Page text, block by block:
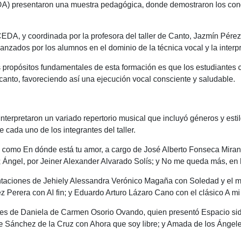
presentaron una muestra pedagógica, donde demostraron los
y coordinada por la profesora del taller de Canto, Jazmín
por los alumnos en el dominio de la técnica vocal y la
fundamentales de esta formación es que los estudiantes
favoreciendo así una ejecución vocal consciente y saludable.
un variado repertorio musical que incluyó géneros y
cada uno de los integrantes del taller.
En dónde está tu amor, a cargo de José Alberto Fonseca
por Jeiner Alexander Alvarado Solís; y No me queda más,
de Jehiely Alessandra Verónico Magaña con Soledad y el
Perera con Al fin; y Eduardo Arturo Lázaro Cano con el clásico A
de Daniela de Carmen Osorio Ovando, quien presentó Espacio
Sánchez de la Cruz con Ahora que soy libre; y Amada de los